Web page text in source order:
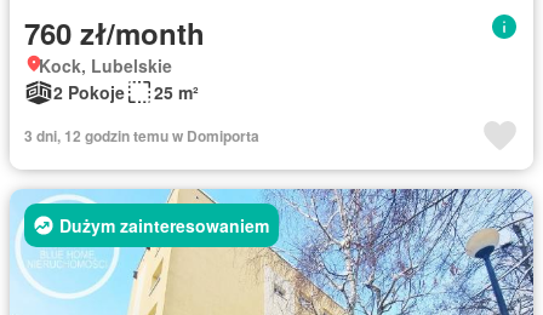
760 zł/month
Kock, Lubelskie
2 Pokoje
25 m²
3 dni, 12 godzin temu w Domiporta
Dużym zainteresowaniem